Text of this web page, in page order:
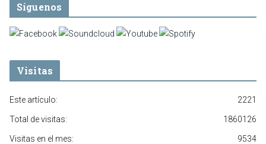
Síguenos
Visitas
2221
Este artículo:
1860126
Total de visitas:
9534
Visitas en el mes: